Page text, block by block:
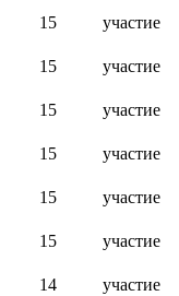
15 участие
15 участие
15 участие
15 участие
15 участие
15 участие
14 участие